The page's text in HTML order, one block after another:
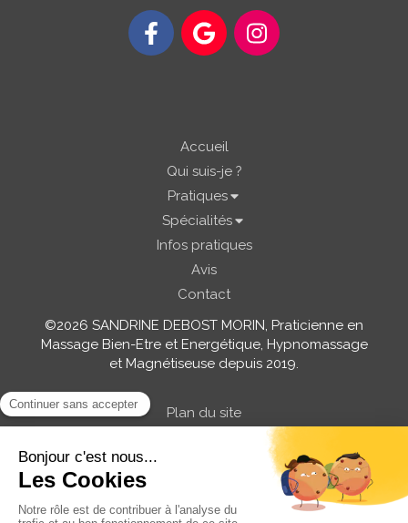
Accueil
Qui suis-je ?
Pratiques
Spécialités
Infos pratiques
Avis
Contact
©2026 SANDRINE DEBOST MORIN, Praticienne en
Massage Bien-Etre et Energétique, Hypnomassage
et Magnétiseuse depuis 2019.
Plan du site
Prendre rendez-vous / Demande de
renseignements